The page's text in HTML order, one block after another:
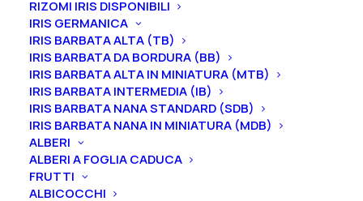
RIZOMI IRIS DISPONIBILI
IRIS GERMANICA
IRIS BARBATA ALTA (TB)
IRIS BARBATA DA BORDURA (BB)
IRIS BARBATA ALTA IN MINIATURA (MTB)
IRIS BARBATA INTERMEDIA (IB)
IRIS BARBATA NANA STANDARD (SDB)
IRIS BARBATA NANA IN MINIATURA (MDB)
ALBERI
ALBERI A FOGLIA CADUCA
FRUTTI
ALBICOCCHI